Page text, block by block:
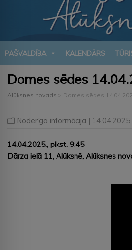
PAŠVALDĪBA KALENDĀRS
Domes sēdes
Alūksnes novads > Domes sēdes
Noderīga informācija | 14.04.2025
14.04.2025., plkst. 9:45
Dārza ielā 11, Alūksnē, Alūksnes